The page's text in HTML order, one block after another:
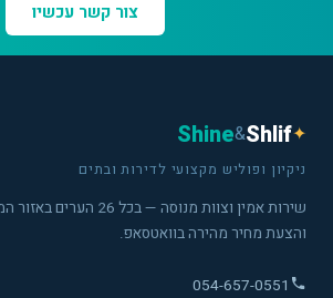
צור קשר עכשיו
✦
Shlif
&
Shine
ניקיון ופוליש מקצועי לדירות ובתים
שירות אמין וצוות מנוסה —
והצעת מחיר מהירה בוואטסאפ.
054-657-0551